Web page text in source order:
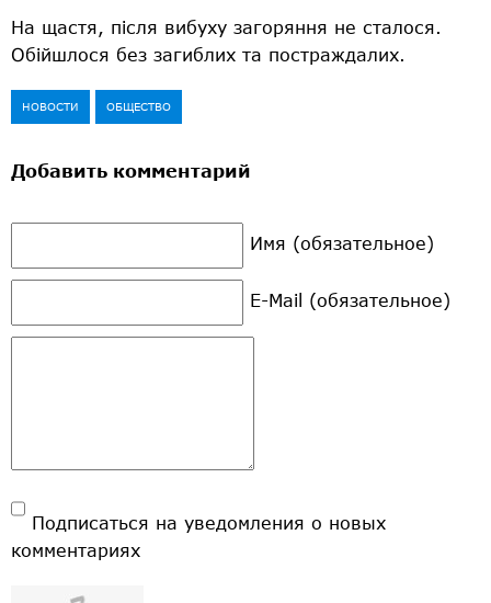
На щастя, після вибуху загоряння не сталося.
Обійшлося без загиблих та постраждалих.
НОВОСТИ ОБЩЕСТВО
Добавить комментарий
Имя (обязательное)
E-Mail (обязательное)
Подписаться на уведомления о новых
комментариях